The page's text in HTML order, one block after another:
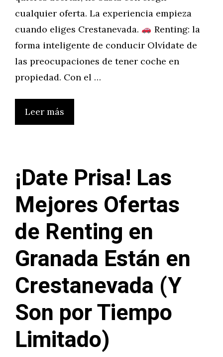
cualquier oferta. La experiencia empieza
cuando eliges Crestanevada.
Renting: la
forma inteligente de conducir Olvídate de
las preocupaciones de tener coche en
propiedad. Con el …
Leer más
¡Date Prisa! Las
Mejores Ofertas
de Renting en
Granada Están en
Crestanevada (Y
Son por Tiempo
Limitado)